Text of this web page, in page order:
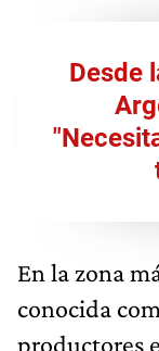
Desde
En la zona
conocida
productores